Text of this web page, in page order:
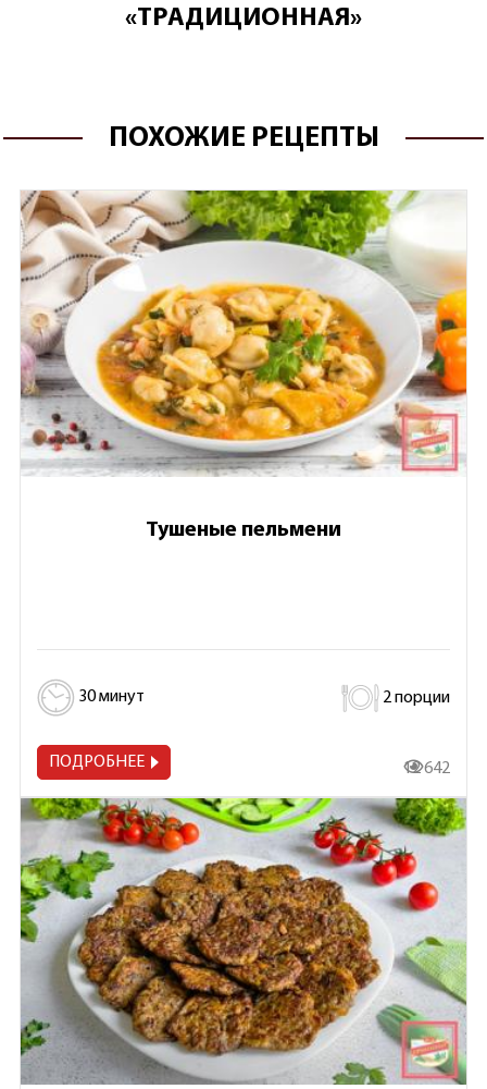
«ТРАДИЦИОННАЯ»
ПОХОЖИЕ РЕЦЕПТЫ
Тушеные пельмени
30 минут 2 порции
ПОДРОБНЕЕ 12 642